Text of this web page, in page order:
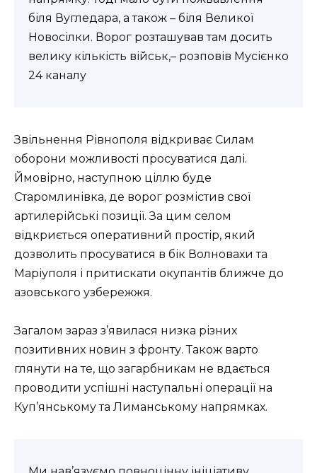
біля Вугледара, а також – біля Великої
Новосілки. Ворог розташував там досить
велику кількість військ,– розповів Мусієнко
24 каналу
Звільнення Рівнополя відкриває Силам
оборони можливості просуватися далі.
Ймовірно, наступною ціллю буде
Старомлинівка, де ворог розмістив свої
артилерійські позиції. За цим селом
відкриється оперативний простір, який
дозволить просуватися в бік Волновахи та
Маріуполя і притискати окупантів ближче до
азовського узбережжя.
Загалом зараз з’явилася низка різних
позитивних новин з фронту. Також варто
глянути на те, що загарбникам не вдається
проводити успішні наступальні операції на
Куп’янському та Лиманському напрямках.